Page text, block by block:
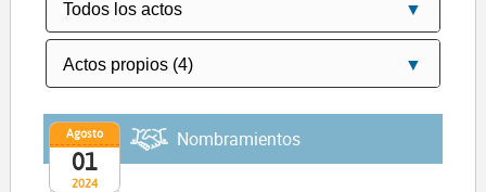
2024
Agosto
01
Nombramientos